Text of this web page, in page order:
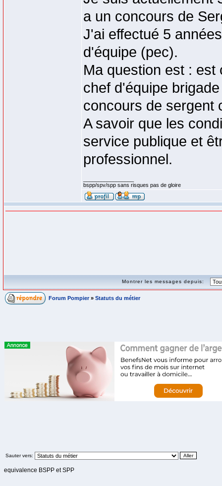
a un concours de
J'ai effectué 5
d'équipe (pec).
Ma question est :
chef d'équipe
concours de sergent
A savoir que les
service publique et
professionnel.
bspp/spv/spp sans risques pas de gloire
Montrer les messages depuis:
Forum Pompier » Statuts du métier
Sauter vers:
equivalence BSPP et SPP